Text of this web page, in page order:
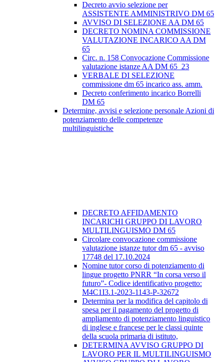
Decreto avvio selezione per
ASSISTENTE AMMINISTRIVO DM 65
AVVISO DI SELEZIONE AA DM 65
DECRETO NOMINA COMMISSIONE
VALUTAZIONE INCARICO AA DM
65
Circ. n. 158 Convocazione Commissione
valutazione istanze AA DM 65_23
VERBALE DI SELEZIONE
commissione dm 65 incarico ass. amm.
Decreto conferimento incarico Borrelli
DM 65
Determine, avvisi e selezione personale Azioni di
potenziamento delle competenze
multilinguistiche
DECRETO AFFIDAMENTO
INCARICHI GRUPPO DI LAVORO
MULTILINGUISMO DM 65
Circolare convocazione commissione
valutazione istanze tutor dm 65 - avviso
17748 del 17.10.2024
Nomine tutor corso di potenziamento di
lingue progetto PNRR “In corsa verso il
futuro”- Codice identificativo progetto:
M4C1I3.1-2023-1143-P-32672
Determina per la modifica del capitolo di
spesa per il pagamento del progetto di
ampliamento di potenziamento linguistico
di inglese e francese per le classi quinte
della scuola primaria di istituto,
DETERMINA AVVISO GRUPPO DI
LAVORO PER IL MULTILINGUISMO